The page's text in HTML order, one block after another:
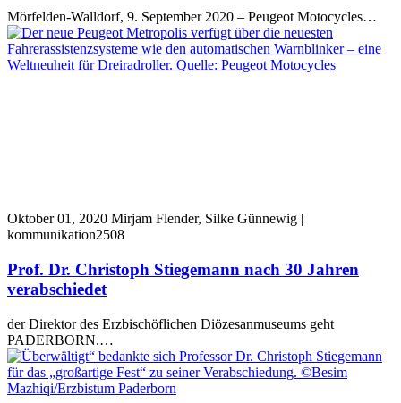
Mörfelden-Walldorf, 9. September 2020 – Peugeot Motocycles…
Oktober 01, 2020 Mirjam Flender, Silke Günnewig |
kommunikation2508
Prof. Dr. Christoph Stiegemann nach 30 Jahren
verabschiedet
der Direktor des Erzbischöflichen Diözesanmuseums geht
PADERBORN.…